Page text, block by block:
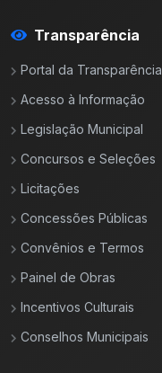
Transparência
Portal da Transparência
Acesso à Informação
Legislação Municipal
Concursos e Seleções
Licitações
Concessões Públicas
Convênios e Termos
Painel de Obras
Incentivos Culturais
Conselhos Municipais